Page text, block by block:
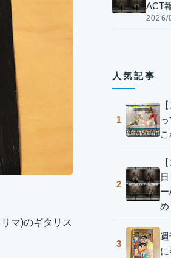
マ)のギタリス
ACT
2026/
人気記事
1
【
こ
2
日
ー
め
3
週